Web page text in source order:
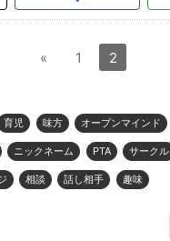
« 1 2
育児 味方 オープンマインド
ニックネーム PTA サークル
相談 話し相手 趣味